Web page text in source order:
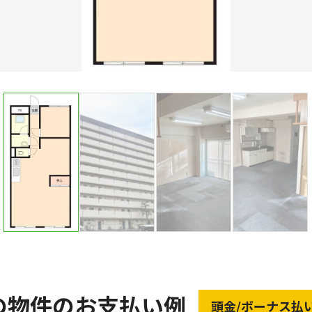
物件のお支払い例 頭金/ボーナス払